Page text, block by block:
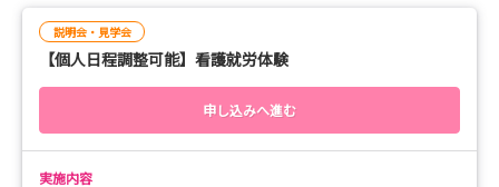
説明会・見学会
【個人日程調整可能】看護就労体験
申し込みへ進む
実施内容